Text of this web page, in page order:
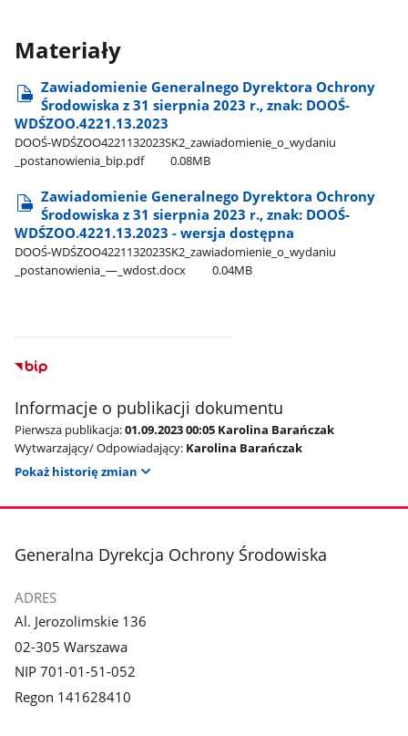
Materiały
Zawiadomienie Generalnego Dyrektora Ochrony
Środowiska z 31 sierpnia 2023 r., znak: DOOŚ-
WDŚZOO.4221.13.2023
DOOŚ-WDŚZOO4221132023SK2​_zawiadomienie​_o​_wydaniu​
_postanowienia​_bip.pdf
0.08MB
Zawiadomienie Generalnego Dyrektora Ochrony
Środowiska z 31 sierpnia 2023 r., znak: DOOŚ-
WDŚZOO.4221.13.2023 - wersja dostępna
DOOŚ-WDŚZOO4221132023SK2​_zawiadomienie​_o​_wydaniu​
_postanowienia​_—​_wdost.docx
0.04MB
Informacje o publikacji dokumentu
Pierwsza publikacja:01.09.2023 00:05 Karolina Barańczak
Wytwarzający/ Odpowiadający: Karolina Barańczak
Pokaż historię zmian
stopka
Generalna Dyrekcja Ochrony Środowiska
ADRES
Al. Jerozolimskie 136
02-305 Warszawa
NIP 701-01-51-052
Regon 141628410